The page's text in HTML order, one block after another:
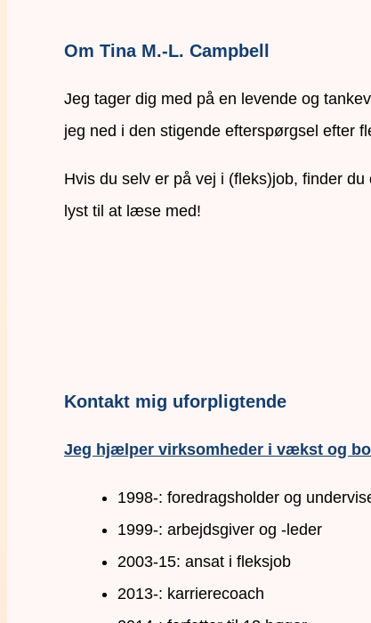
Om Tina M.-L. Campbell
Jeg tager dig med på en levende og
jeg ned i den stigende efterspørgsel efter
Hvis du selv er på vej i (fleks)job, finder
lyst til at læse med!
Kontakt mig uforpligtende
Jeg hjælper virksomheder i vækst og
1998-: foredragsholder og
1999-: arbejdsgiver og -leder
2003-15: ansat i fleksjob
2013-: karrierecoach